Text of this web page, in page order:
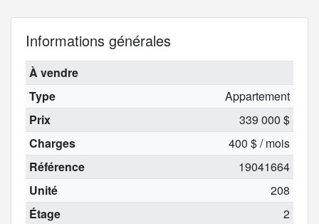
Informations générales
À vendre
Type
Appartement
Prix
339 000 $
Charges
400 $ / mois
Référence
19041664
Unité
208
Étage
2